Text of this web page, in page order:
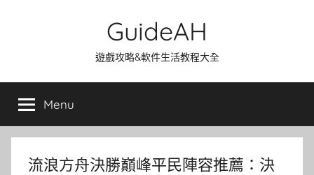
GuideAH
遊戲攻略&軟件生活教程大全
Menu
流浪方舟決勝巔峰平民陣容推薦：決